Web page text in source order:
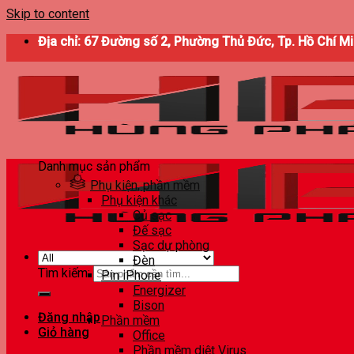
Skip to content
Địa chỉ: 67 Đường số 2, Phường Thủ Đức, Tp. Hồ Chí
Tìm kiếm:
Đăng nhập
Giỏ hàng
Danh mục sản phẩm
Phụ kiện, phần mềm
Phụ kiện khác
Củ sạc
Đế sạc
Sạc dự phòng
Đèn
Pin iPhone
Energizer
Bison
Phần mềm
Office
Phần mềm diệt Virus